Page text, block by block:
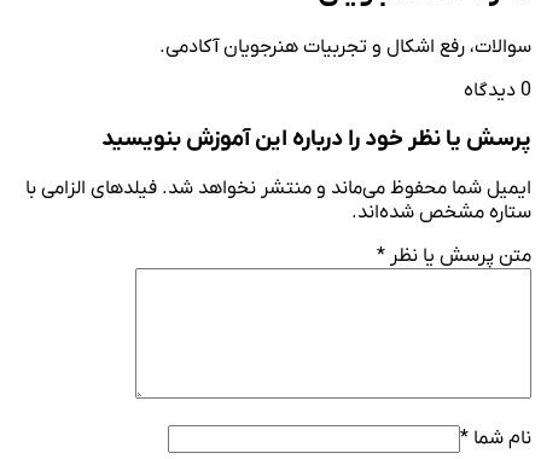
سوالات، رفع اشکال و تجربیات هنرجویان آکادمی.
پرسش یا نظر خود را درباره این آموزش بنویسید
ایمیل شما محفوظ می‌ماند و منتشر نخواهد شد. فیلدهای الزامی با
ستاره مشخص شده‌اند.
متن پرسش یا نظر*
نام شما*